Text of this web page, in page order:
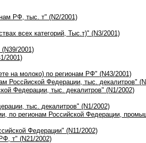
РФ, тыс. т" (N2/2001)
всех категорий, Тыс.т)" (N3/2001)
2001)
2001)
на молоко) по регионам РФ" (N43/2001)
Россйиской Федерации, тыс. декалитров"
Федерации, тыс. декалитров" (N1/2002)
тыс. декалитров" (N1/2002)
по регионам Российской Федерации,
Федерации" (N11/2002)
т" (N21/2002)